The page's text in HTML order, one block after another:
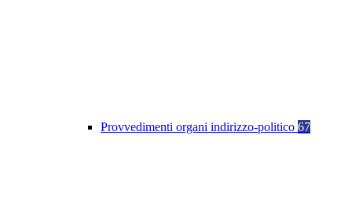
Provvedimenti organi indirizzo-politico 67